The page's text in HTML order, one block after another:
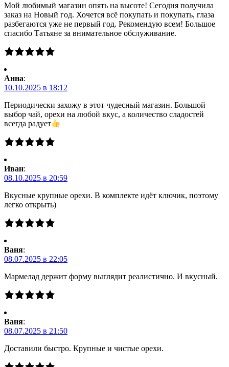
Мой любимый магазин опять на высоте! Сегодня получила
заказ на Новый год. Хочется всё покупать и покупать, глаза
разбегаются уже не первый год. Рекомендую всем! Большое
спасибо Татьяне за внимательное обслуживание.
Анна:
10.10.2025 в 18:12
Периодически захожу в этот чудесный магазин. Большой
выбор чай, орехи на любой вкус, а количество сладостей
всегда радует
Иван:
08.10.2025 в 20:59
Вкусные крупные орехи. В комплекте идёт ключик, поэтому
легко открыть)
Ваня:
08.07.2025 в 22:05
Мармелад держит форму выглядит реалистично. И вкусный.
Ваня:
08.07.2025 в 21:50
Доставили быстро. Крупные и чистые орехи.